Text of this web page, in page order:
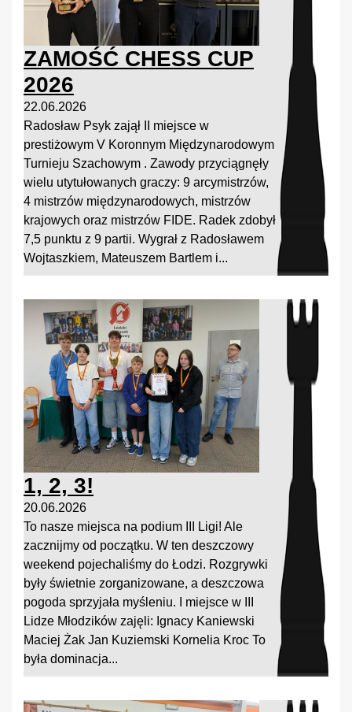
ZAMOŚĆ CHESS CUP
2026
22.06.2026
Radosław Psyk zajął II miejsce w
prestiżowym V Koronnym Międzynarodowym
Turnieju Szachowym . Zawody przyciągnęły
wielu utytułowanych graczy: 9 arcymistrzów,
4 mistrzów międzynarodowych, mistrzów
krajowych oraz mistrzów FIDE. Radek zdobył
7,5 punktu z 9 partii. Wygrał z Radosławem
Wojtaszkiem, Mateuszem Bartlem i...
1, 2, 3!
20.06.2026
To nasze miejsca na podium III Ligi! Ale
zacznijmy od początku. W ten deszczowy
weekend pojechaliśmy do Łodzi. Rozgrywki
były świetnie zorganizowane, a deszczowa
pogoda sprzyjała myśleniu. I miejsce w III
Lidze Młodzików zajęli: Ignacy Kaniewski
Maciej Żak Jan Kuziemski Kornelia Kroc To
była dominacja...